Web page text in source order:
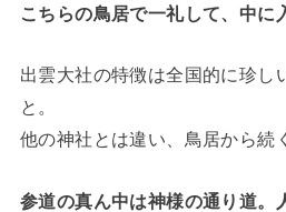
こちらの鳥居で一礼して、中に
出雲大社の特徴は全国的に珍し
と。
他の神社とは違い、鳥居から続
参道の真ん中は神様の通り道。